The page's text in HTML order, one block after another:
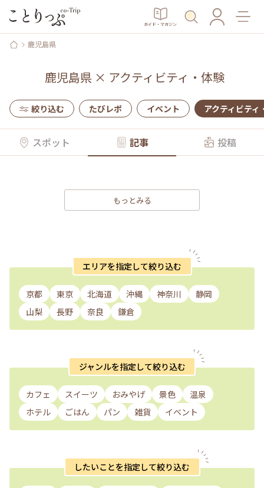
ガイド・マガジン
鹿児島県
鹿児島県× アクティビティ・体験
絞り込む たびレポ イベント アクティビティ
スポット 記事 投稿
もっとみる
エリアを指定して絞り込む
京都 東京 北海道 沖縄 神奈川
静岡
山梨
長野 奈良 鎌倉
ジャンルを指定して絞り込む
カフェ スイーツ おみやげ 景色
温泉
ホテル
ごはん パン 雑貨 イベント
したいことを指定して絞り込む